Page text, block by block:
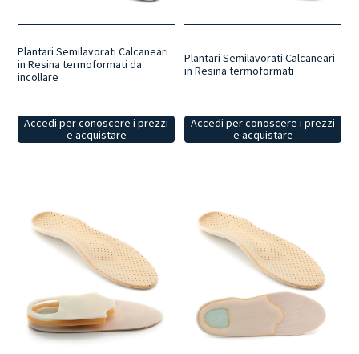
Plantari Semilavorati Calcaneari
in Resina termoformati da
incollare
Accedi per conoscere i prezzi
e acquistare
Plantari Semilavorati Calcaneari
in Resina termoformati
Accedi per conoscere i prezzi
e acquistare